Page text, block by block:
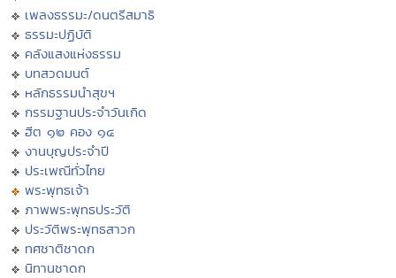
เพลงธรรมะ/ดนตรีสมาธิ
ธรรมะปฏิบัติ
คลังแสงแห่งธรรม
บทสวดมนต์
หลักธรรมนำสุขฯ
กรรมฐานประจำวันเกิด
ฮีต ๑๒ คอง ๑๔
งานบุญประจำปี
ประเพณีทั่วไทย
พระพุทธเจ้า
ภาพพระพุทธประวัติ
ประวัติพระพุทธสาวก
ทศชาติชาดก
นิทานชาดก